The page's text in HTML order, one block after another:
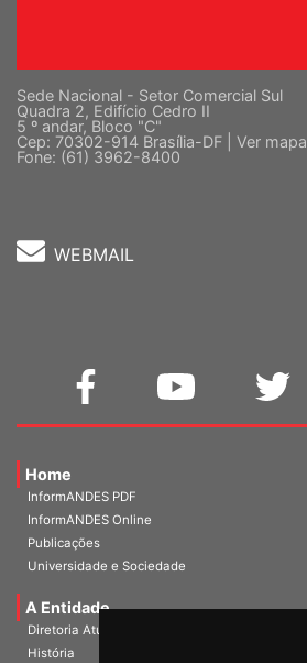
Sede Nacional - Setor Comercial Sul
Quadra 2, Edifício Cedro II
5 º andar, Bloco "C"
Cep: 70302-914 Brasília-DF | Ver mapa
Fone: (61) 3962-8400
WEBMAIL
Home
InformANDES PDF
InformANDES Online
Publicações
Universidade e Sociedade
A Entidade
Diretoria Atual
História